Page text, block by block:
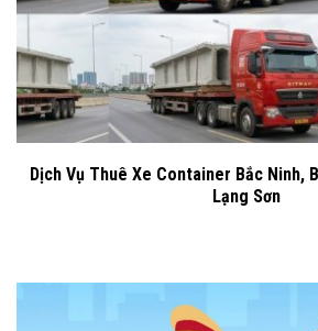
Dịch Vụ Thuê Xe Container Bắc Ninh,
Lạng Sơn